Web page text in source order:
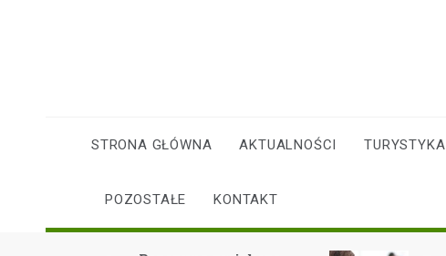
STRONA GŁÓWNA AKTUALNOŚCI TURYSTYKA
POZOSTAŁE KONTAKT